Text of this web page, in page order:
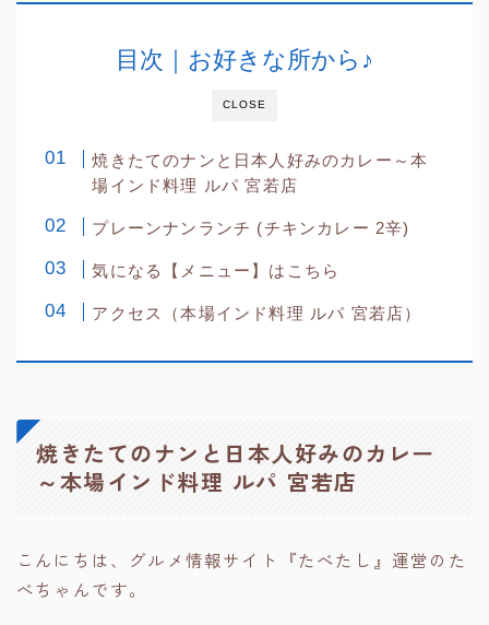
CLOSE
目次｜お好きな所から♪
焼きたてのナンと日本人好みのカレー～本
場インド料理 ルパ 宮若店
プレーンナンランチ (チキンカレー 2辛)
気になる【メニュー】はこちら
アクセス（本場インド料理 ルパ 宮若店）
焼きたてのナンと日本人好みのカレー
～本場インド料理 ルパ 宮若店
こんにちは、グルメ情報サイト『たべたし』運営のた
べちゃんです。